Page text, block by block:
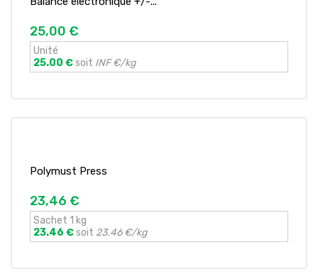
25,00 €
Unité
25.00 €soit INF €/kg
Polymust Press
23,46 €
Sachet 1 kg
23.46 €soit 23.46 €/kg